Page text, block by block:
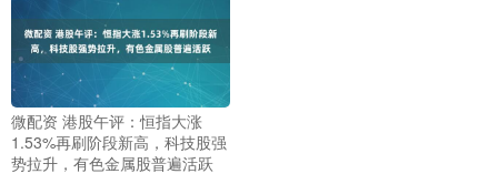
微配资 港股午评：恒指大涨
1.53%再刷阶段新高，科技股强
势拉升，有色金属股普遍活跃